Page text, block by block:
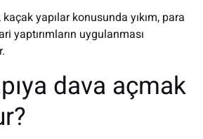
yapılar konusunda yıkım, para
yaptırımların uygulanması
dava açmak